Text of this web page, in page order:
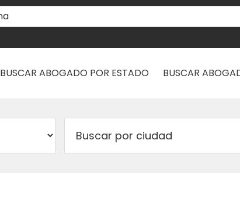
BUSCAR ABOGADO POR ESTADO BUSCAR